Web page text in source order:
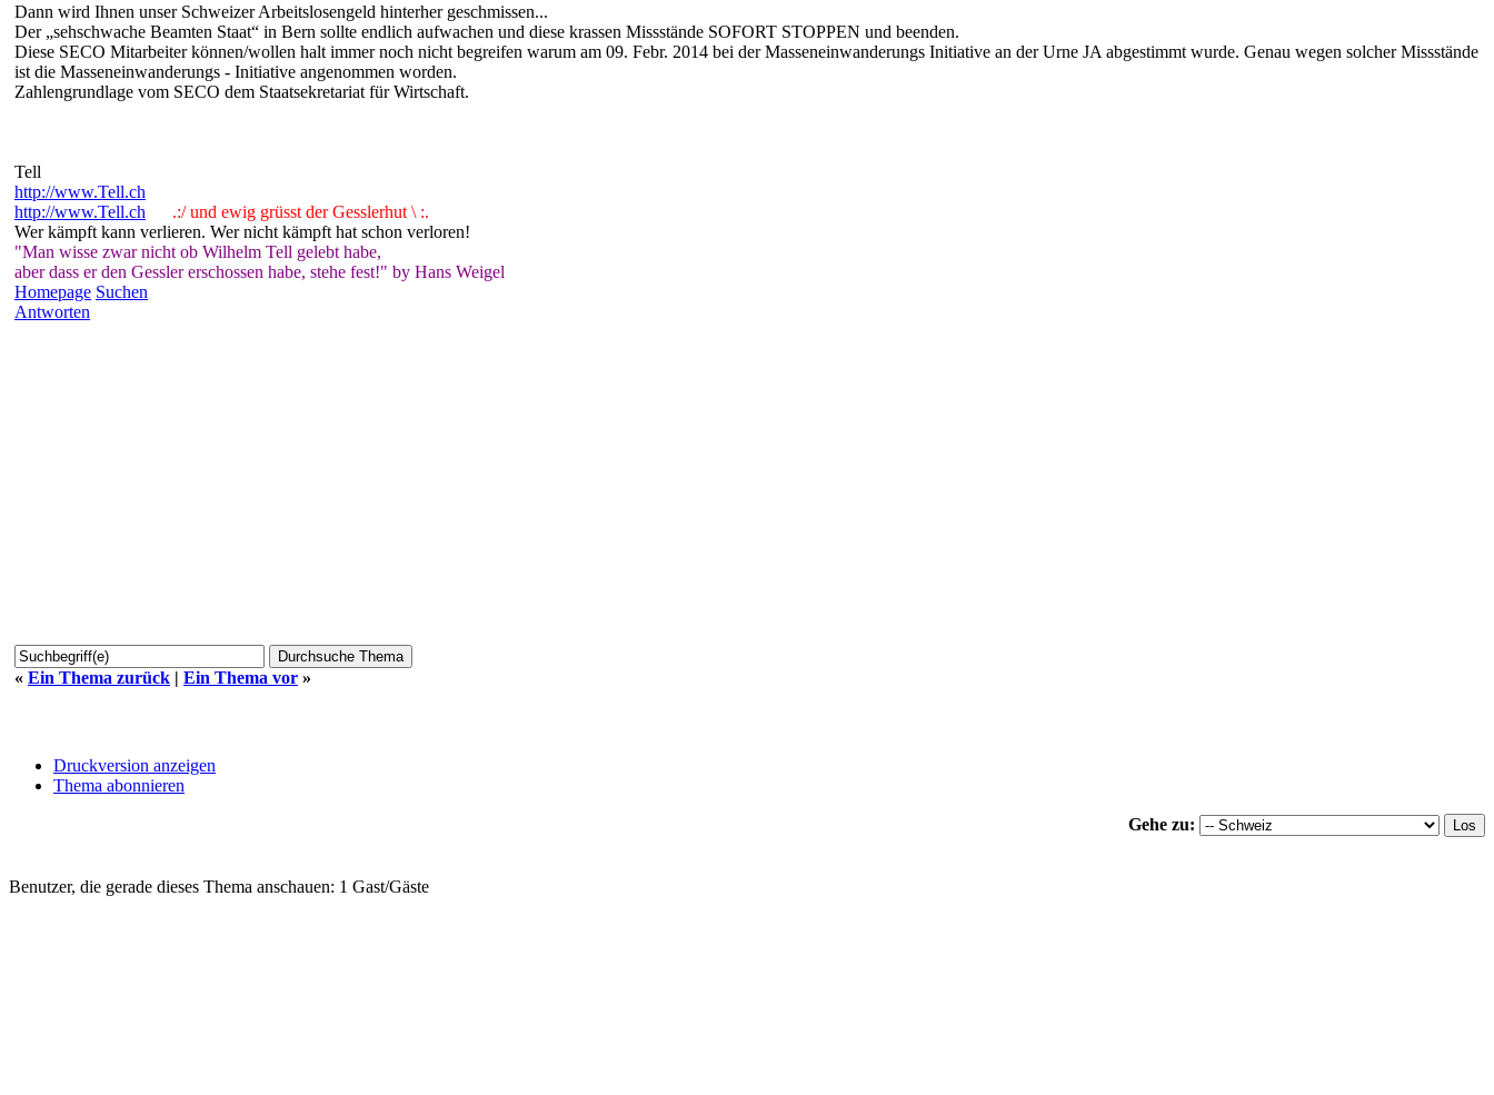
Dann wird Ihnen unser Schweizer Arbeitslosengeld hinterher geschmissen...
Der „sehschwache Beamten Staat“ in Bern sollte endlich aufwachen und diese krassen Missstände SOFORT STOPPEN und beenden.
Diese SECO Mitarbeiter können/wollen halt immer noch nicht begreifen warum am 09. Febr. 2014 bei der Masseneinwanderungs Initiative an der Urne JA abgestimmt wurde. Genau wegen solcher Missstände
ist die Masseneinwanderungs - Initiative angenommen worden.
Zahlengrundlage vom SECO dem Staatsekretariat für Wirtschaft.
Tell
http://www.Tell.ch
http://www.Tell.ch
.:/ und ewig grüsst der Gesslerhut \ :.
Wer kämpft kann verlieren. Wer nicht kämpft hat schon verloren!
"Man wisse zwar nicht ob Wilhelm Tell gelebt habe,
aber dass er den Gessler erschossen habe, stehe fest!" by Hans Weigel
Homepage Suchen
Antworten
« Ein Thema zurück | Ein Thema vor »
Druckversion anzeigen
Thema abonnieren
Gehe zu:
Benutzer, die gerade dieses Thema anschauen: 1 Gast/Gäste